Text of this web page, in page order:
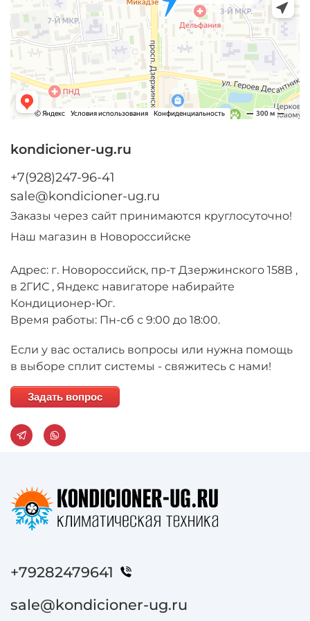
kondicioner-ug.ru
+7(928)247-96-41
sale@kondicioner-ug.ru
Заказы через сайт принимаются круглосуточно!
Наш магазин в Новороссийске
Адрес: г. Новороссийск, пр-т Дзержинского 158В ,
в 2ГИС , Яндекс навигаторе набирайте
Кондиционер-Юг.
Время работы: Пн-сб с 9:00 до 18:00.
Если у вас остались вопросы или нужна помощь
в выборе сплит системы - свяжитесь с нами!
Задать вопрос
+79282479641
sale@kondicioner-ug.ru